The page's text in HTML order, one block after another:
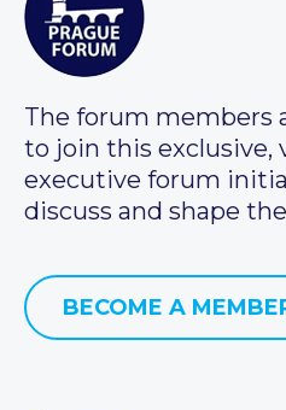
The forum members
to join this exclusive,
executive forum
discuss and shape
BECOME A